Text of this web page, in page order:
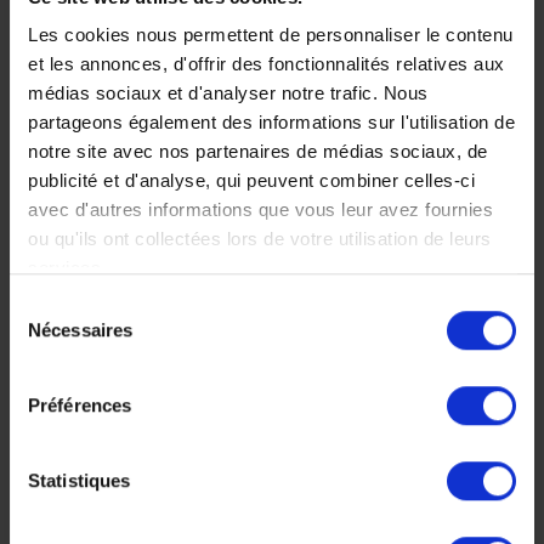
Les cookies nous permettent de personnaliser le contenu
et les annonces, d'offrir des fonctionnalités relatives aux
médias sociaux et d'analyser notre trafic. Nous
partageons également des informations sur l'utilisation de
notre site avec nos partenaires de médias sociaux, de
publicité et d'analyse, qui peuvent combiner celles-ci
avec d'autres informations que vous leur avez fournies
ou qu'ils ont collectées lors de votre utilisation de leurs
Nécessaires
Préférences
Statistiques
Découvrir en totale
liberté et à votre rythme
la beauté de la nature
omniprésente et la joie de
vivre des costaricains.
18 jours, à partir de 5
famille
Ponte des tortues, ballet
de baleines et de
dauphins, forêts et
volcans, safari animalier
et vacances sportives en